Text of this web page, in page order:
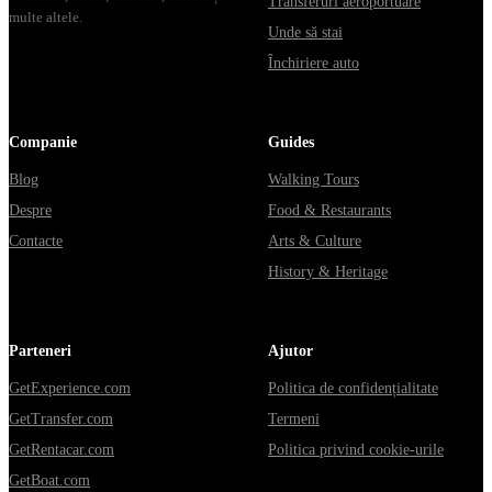
multe altele.
Unde să stai
Închiriere auto
Companie
Blog
Despre
Contacte
Guides
Walking Tours
Food & Restaurants
Arts & Culture
History & Heritage
Parteneri
GetExperience.com
GetTransfer.com
GetRentacar.com
GetBoat.com
Ajutor
Politica de confidențialitate
Termeni
Politica privind cookie-urile